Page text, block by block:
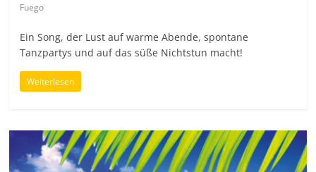
Fuego
Ein Song, der Lust auf warme Abende, spontane
Tanzpartys und auf das süße Nichtstun macht!
Weiterlesen